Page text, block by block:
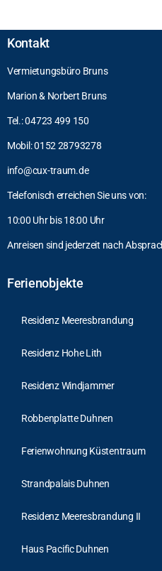
Kontakt
Vermietungsbüro Bruns
Marion & Norbert Bruns
Tel.: 04723 499 150
Mobil: 0152 28793278
info@cux-traum.de
Telefonisch erreichen Sie uns von:
10:00 Uhr bis 18:00 Uhr
Anreisen sind jederzeit nach
Ferienobjekte
Residenz Meeresbrandung
Residenz Hohe Lith
Residenz Windjammer
Robbenplatte Duhnen
Ferienwohnung Küstentraum
Strandpalais Duhnen
Residenz Meeresbrandung II
Haus Pacific Duhnen